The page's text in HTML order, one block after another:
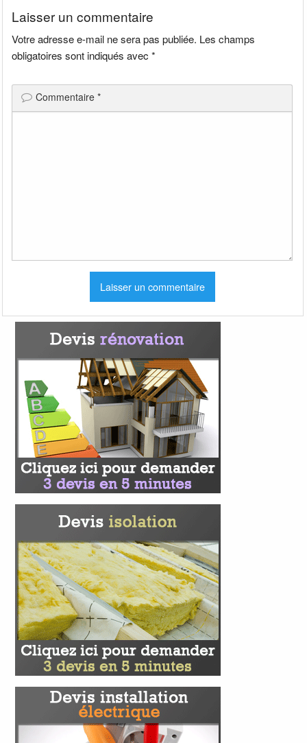
Laisser un commentaire
Votre adresse e-mail ne sera pas publiée. Les champs
obligatoires sont indiqués avec*
Commentaire*